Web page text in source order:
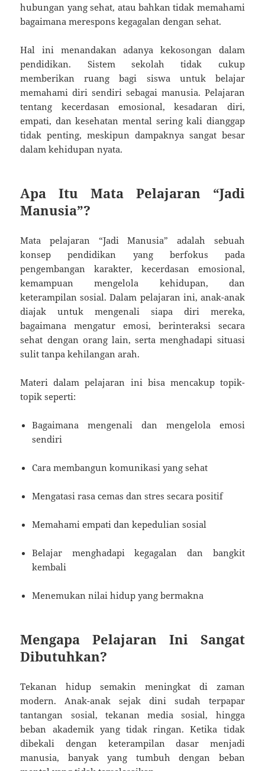
hubungan yang sehat, atau bahkan tidak memahami
bagaimana merespons kegagalan dengan sehat.
Hal ini menandakan adanya kekosongan dalam
pendidikan. Sistem sekolah tidak cukup
memberikan ruang bagi siswa untuk belajar
memahami diri sendiri sebagai manusia. Pelajaran
tentang kecerdasan emosional, kesadaran diri,
empati, dan kesehatan mental sering kali dianggap
tidak penting, meskipun dampaknya sangat besar
dalam kehidupan nyata.
Apa Itu Mata Pelajaran “Jadi
Manusia”?
Mata pelajaran “Jadi Manusia” adalah sebuah
konsep pendidikan yang berfokus pada
pengembangan karakter, kecerdasan emosional,
kemampuan mengelola kehidupan, dan
keterampilan sosial. Dalam pelajaran ini, anak-anak
diajak untuk mengenali siapa diri mereka,
bagaimana mengatur emosi, berinteraksi secara
sehat dengan orang lain, serta menghadapi situasi
sulit tanpa kehilangan arah.
Materi dalam pelajaran ini bisa mencakup topik-
topik seperti:
Bagaimana mengenali dan mengelola emosi
sendiri
Cara membangun komunikasi yang sehat
Mengatasi rasa cemas dan stres secara positif
Memahami empati dan kepedulian sosial
Belajar menghadapi kegagalan dan bangkit
kembali
Menemukan nilai hidup yang bermakna
Mengapa Pelajaran Ini Sangat
Dibutuhkan?
Tekanan hidup semakin meningkat di zaman
modern. Anak-anak sejak dini sudah terpapar
tantangan sosial, tekanan media sosial, hingga
beban akademik yang tidak ringan. Ketika tidak
dibekali dengan keterampilan dasar menjadi
manusia, banyak yang tumbuh dengan beban